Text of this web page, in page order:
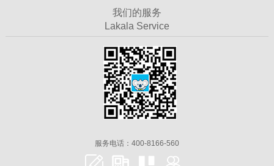
我们的服务
Lakala Service
服务电话：400-8166-560